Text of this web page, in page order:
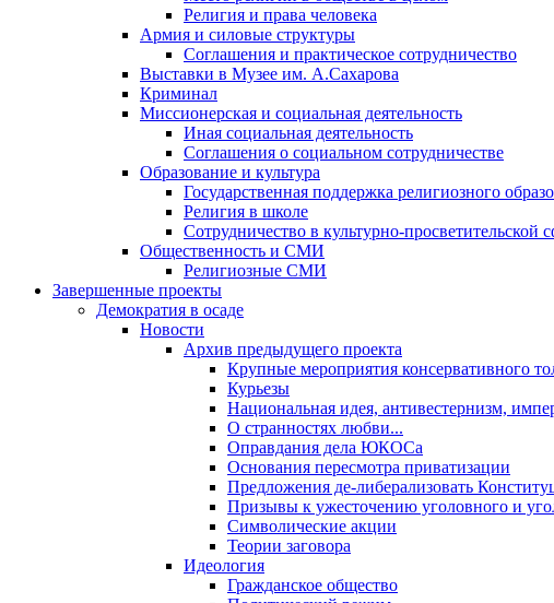
Религия и права человека
Армия и силовые структуры
Соглашения и практическое сотрудничество
Выставки в Музее им. А.Сахарова
Криминал
Миссионерская и социальная деятельность
Иная социальная деятельность
Соглашения о социальном сотрудничестве
Образование и культура
Государственная поддержка религиозного
Религия в школе
Сотрудничество в культурно-просветительской
Общественность и СМИ
Религиозные СМИ
Завершенные проекты
Демократия в осаде
Новости
Архив предыдущего проекта
Крупные мероприятия консервативного
Курьезы
Национальная идея, антивестернизм,
О странностях любви...
Оправдания дела ЮКОСа
Основания пересмотра приватизации
Предложения де-либерализовать
Призывы к ужесточению уголовного и
Символические акции
Теории заговора
Идеология
Гражданское общество